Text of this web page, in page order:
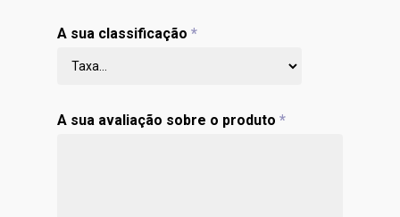
A sua classificação *
A sua avaliação sobre o produto *